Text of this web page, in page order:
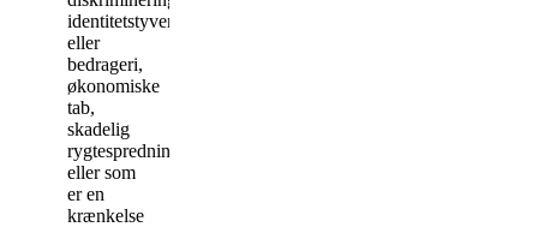
identitetstyveri
eller
bedrageri,
økonomiske
tab,
skadelig
rygtespredning,
eller som
er en
krænkelse